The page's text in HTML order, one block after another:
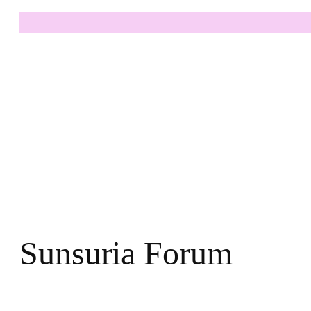
Sunsuria Forum